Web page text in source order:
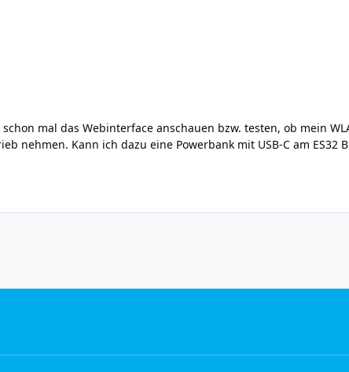
nehmen. Kann ich dazu eine Powerbank mit USB-C am ES32